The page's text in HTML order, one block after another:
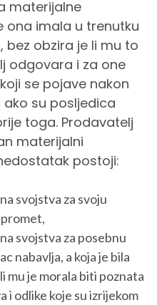
materijalne
ona imala u trenutku
bez obzira je li mu to
odgovara i za one
se pojave nakon
ako su posljedica
toga. Prodavatelj
materijalni
postoji:
svojstva za svoju
svojstva za posebnu
nabavlja, a koja je bila
mu je morala biti poznata
i odlike koje su izrijekom